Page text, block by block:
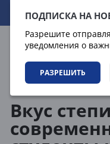
ПОДПИСКА НА
Разрешите
уведомления о
РАЗРЕШИТЬ
07.08.2026 08:49:39
Вкус